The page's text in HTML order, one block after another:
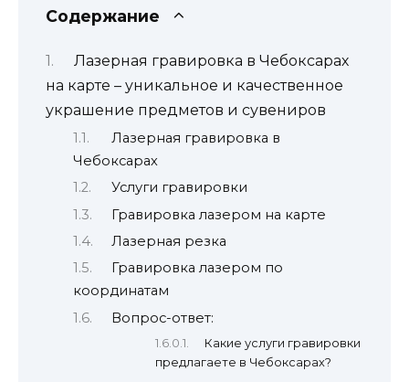
Содержание
Лазерная гравировка в Чебоксарах
на карте – уникальное и качественное
украшение предметов и сувениров
Лазерная гравировка в
Чебоксарах
Услуги гравировки
Гравировка лазером на карте
Лазерная резка
Гравировка лазером по
координатам
Вопрос-ответ:
Какие услуги гравировки
предлагаете в Чебоксарах?